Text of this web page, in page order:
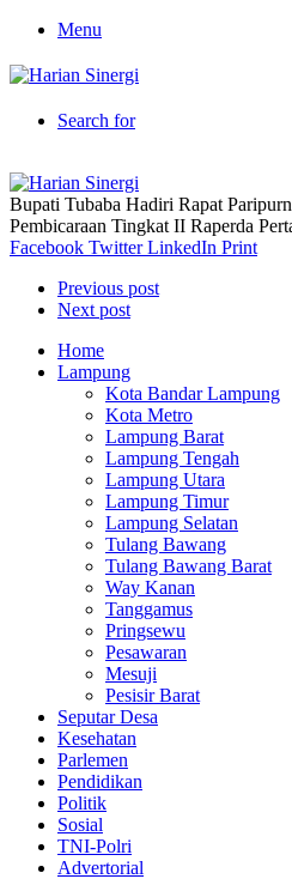
Menu
Search for
Bupati Tubaba Hadiri Rapat
Pembicaraan Tingkat II Raperda
Facebook Twitter LinkedIn Print
Previous post
Next post
Home
Lampung
Kota Bandar Lampung
Kota Metro
Lampung Barat
Lampung Tengah
Lampung Utara
Lampung Timur
Lampung Selatan
Tulang Bawang
Tulang Bawang Barat
Way Kanan
Tanggamus
Pringsewu
Pesawaran
Mesuji
Pesisir Barat
Seputar Desa
Kesehatan
Parlemen
Pendidikan
Politik
Sosial
TNI-Polri
Advertorial